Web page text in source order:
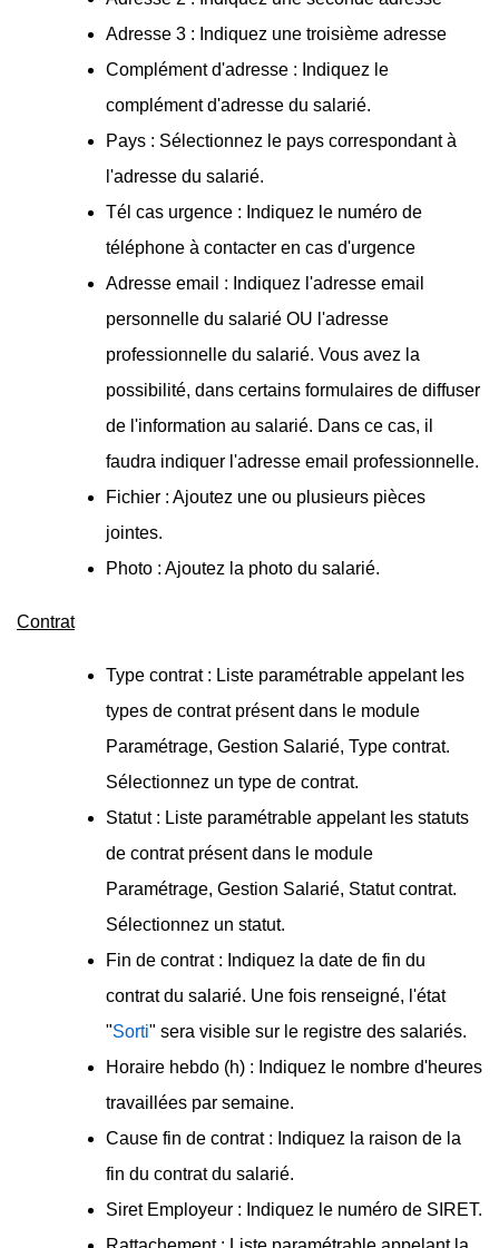
Adresse 3 : Indiquez une troisième adresse
Complément d'adresse : Indiquez le
complément d'adresse du salarié.
Pays : Sélectionnez le pays correspondant à
l'adresse du salarié.
Tél cas urgence : Indiquez le numéro de
téléphone à contacter en cas d'urgence
Adresse email : Indiquez l'adresse email
personnelle du salarié OU l'adresse
professionnelle du salarié. Vous avez la
possibilité, dans certains formulaires de diffuser
de l'information au salarié. Dans ce cas, il
faudra indiquer l'adresse email professionnelle.
Fichier : Ajoutez une ou plusieurs pièces
jointes.
Photo : Ajoutez la photo du salarié.
Contrat
Type contrat : Liste paramétrable appelant les
types de contrat présent dans le module
Paramétrage, Gestion Salarié, Type contrat.
Sélectionnez un type de contrat.
Statut : Liste paramétrable appelant les statuts
de contrat présent dans le module
Paramétrage, Gestion Salarié, Statut contrat.
Sélectionnez un statut.
Fin de contrat : Indiquez la date de fin du
contrat du salarié. Une fois renseigné, l'état
"Sorti" sera visible sur le registre des salariés.
Horaire hebdo (h) : Indiquez le nombre d'heures
travaillées par semaine.
Cause fin de contrat : Indiquez la raison de la
fin du contrat du salarié.
Siret Employeur : Indiquez le numéro de SIRET.